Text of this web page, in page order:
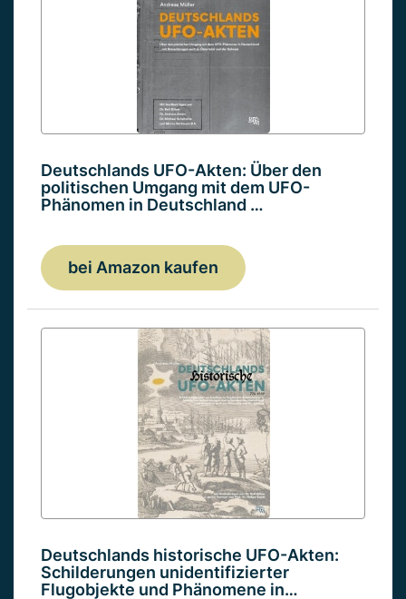
Deutschlands UFO-Akten: Über den
politischen Umgang mit dem UFO-
Phänomen in Deutschland …
bei Amazon kaufen
Deutschlands historische UFO-Akten:
Schilderungen unidentifizierter
Flugobjekte und Phänomene in…